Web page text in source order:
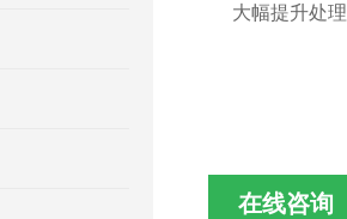
大幅提升处
在线咨询